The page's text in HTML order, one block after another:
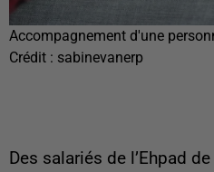
Accompagnement d'une
Crédit : sabinevanerp
Des salariés de l’Ehpad